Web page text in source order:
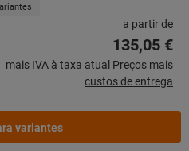
a partir de
135,05 €
mais IVA à taxa atual Preços mais
custos de entrega
variantes